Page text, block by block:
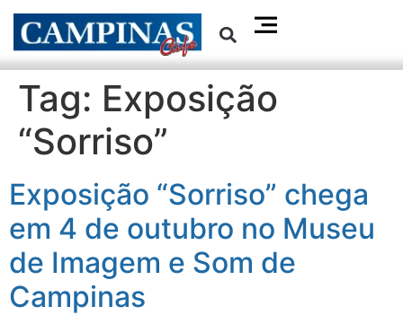
Tag: Exposição
“Sorriso”
Exposição “Sorriso” chega
em 4 de outubro no Museu
de Imagem e Som de
Campinas